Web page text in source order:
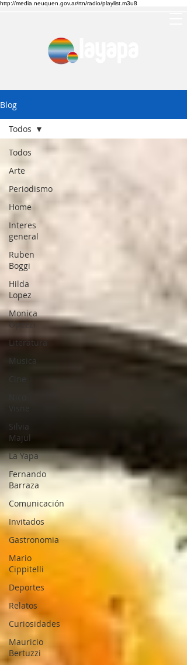
http://media.neuquen.gov.ar/rtn/radio/playlist.m3u8
Blog
Todos
Arte
Periodismo
Home
Interes
general
Ruben
Boggi
Hilda
Lopez
Monica
Opezzi
Literatura
Musica
Cine
Silvia
Majul
La Yapa
Fernando
Barraza
Comunicación
Invitados
Gastronomia
Mario
Cippitelli
Deportes
Relatos
Curiosidades
Mauricio
Bertuzzi
Todos